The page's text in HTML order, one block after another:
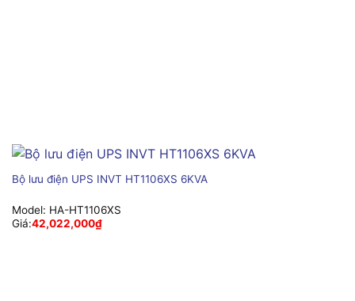
Bộ lưu điện UPS INVT HT1106XS 6KVA
Model: HA-HT1106XS
Giá:42,022,000₫